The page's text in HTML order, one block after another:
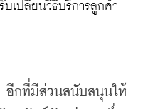
เปลี่ยนวิธีบริการลูกค้า
อีกที่มีส่วนสนับสนุนให้